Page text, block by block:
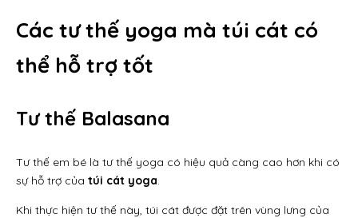
Các tư thế yoga mà túi cát có
thể hỗ trợ tốt
Tư thế Balasana
Tư thế em bé là tư thế yoga có hiệu quả càng cao hơn khi có
sự hỗ trợ của túi cát yoga.
Khi thực hiện tư thế này, túi cát được đặt trên vùng lưng của